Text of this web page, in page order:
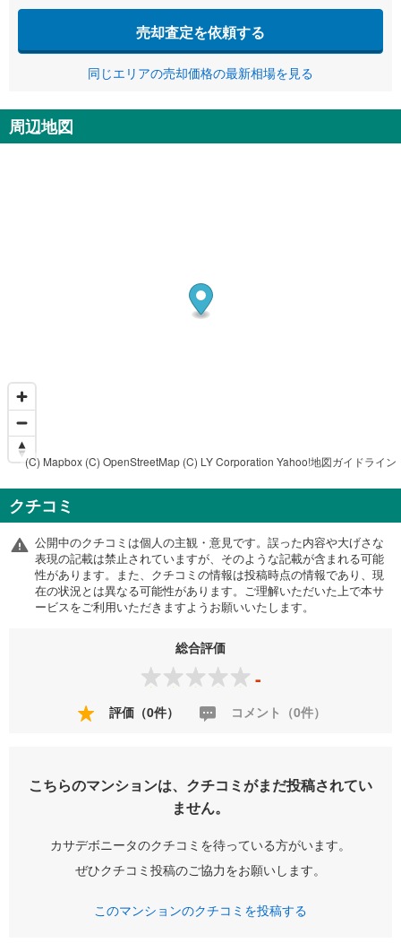
売却査定を依頼する
同じエリアの売却価格の最新相場を見る
周辺地図
(C) Mapbox (C) OpenStreetMap (C) LY Corporation Yahoo!地図ガイドライン
クチコミ
公開中のクチコミは個人の主観・意見です。誤った内容や大げさな
表現の記載は禁止されていますが、そのような記載が含まれる可能
性があります。また、クチコミの情報は投稿時点の情報であり、現
在の状況とは異なる可能性があります。ご理解いただいた上で本サ
ービスをご利用いただきますようお願いいたします。
総合評価
-
評価（0件） コメント（0件）
こちらのマンションは、クチコミがまだ投稿されてい
ません。
カサデボニータのクチコミを待っている方がいます。
ぜひクチコミ投稿のご協力をお願いします。
このマンションのクチコミを投稿する